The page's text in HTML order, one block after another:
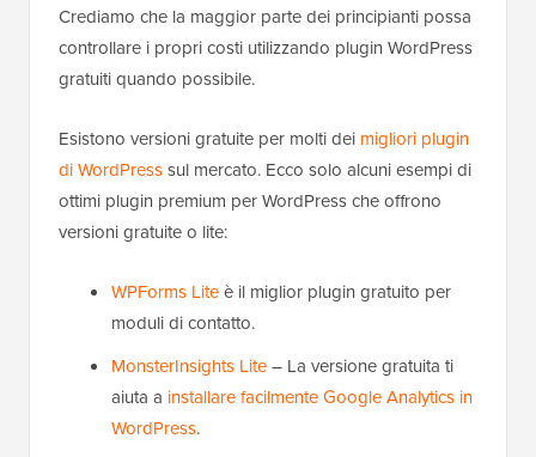
Crediamo che la maggior parte dei principianti possa
controllare i propri costi utilizzando plugin WordPress
gratuiti quando possibile.
Esistono versioni gratuite per molti dei migliori plugin
di WordPresssul mercato. Ecco solo alcuni esempi di
ottimi plugin premium per WordPress che offrono
versioni gratuite o lite:
WPForms Liteè il miglior plugin gratuito per
moduli di contatto.
MonsterInsights Lite– La versione gratuita ti
aiuta a installare facilmente Google Analytics in
WordPress.